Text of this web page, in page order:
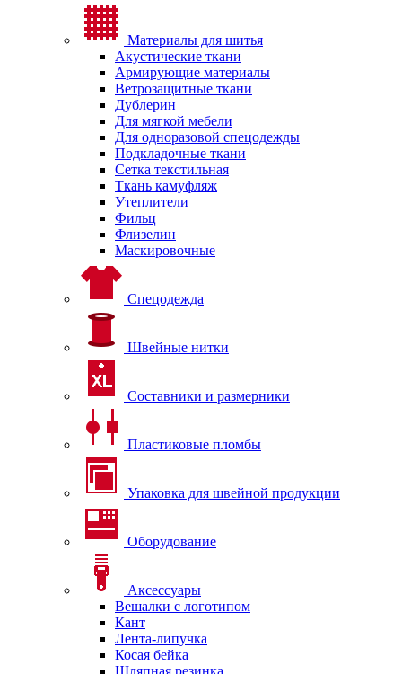
Материалы для шитья
Акустические ткани
Армирующие материалы
Ветрозащитные ткани
Дублерин
Для мягкой мебели
Для одноразовой спецодежды
Подкладочные ткани
Сетка текстильная
Ткань камуфляж
Утеплители
Фильц
Флизелин
Маскировочные
Спецодежда
Швейные нитки
Составники и размерники
Пластиковые пломбы
Упаковка для швейной продукции
Оборудование
Аксессуары
Вешалки с логотипом
Кант
Лента-липучка
Косая бейка
Шляпная резинка